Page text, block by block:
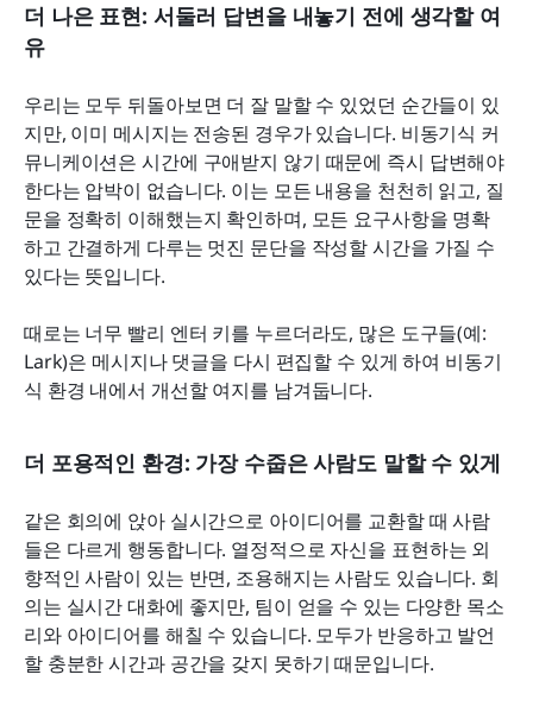
더 나은 표현: 서둘러 답변을 내놓기 전에 생각할 여
유
우리는 모두 뒤돌아보면 더 잘 말할 수 있었던 순간들이 있
지만, 이미 메시지는 전송된 경우가 있습니다. 비동기식 커
뮤니케이션은 시간에 구애받지 않기 때문에 즉시 답변해야
한다는 압박이 없습니다. 이는 모든 내용을 천천히 읽고, 질
문을 정확히 이해했는지 확인하며, 모든 요구사항을 명확
하고 간결하게 다루는 멋진 문단을 작성할 시간을 가질 수
있다는 뜻입니다.
때로는 너무 빨리 엔터 키를 누르더라도, 많은 도구들(예:
Lark)은 메시지나 댓글을 다시 편집할 수 있게 하여 비동기
식 환경 내에서 개선할 여지를 남겨둡니다.
더 포용적인 환경: 가장 수줍은 사람도 말할 수 있게
같은 회의에 앉아 실시간으로 아이디어를 교환할 때 사람
들은 다르게 행동합니다. 열정적으로 자신을 표현하는 외
향적인 사람이 있는 반면, 조용해지는 사람도 있습니다. 회
의는 실시간 대화에 좋지만, 팀이 얻을 수 있는 다양한 목소
리와 아이디어를 해칠 수 있습니다. 모두가 반응하고 발언
할 충분한 시간과 공간을 갖지 못하기 때문입니다.